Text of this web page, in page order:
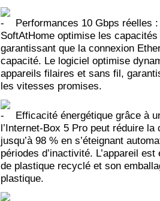
Performances 10 Gbps réelles
SoftAtHome optimise les
garantissant que la connexion
capacité. Le logiciel optimise
appareils filaires et sans fil,
les vitesses promises.
Efficacité énergétique grâce à
l’Internet-Box 5 Pro peut réduire la
jusqu’à 98 % en s’éteignant
périodes d’inactivité. L’appareil
de plastique recyclé et son
plastique.